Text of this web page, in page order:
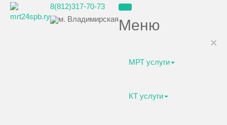
8(812)317-70-73
м. ВладимирскаяМеню
×
МРТ услуги
КТ услуги